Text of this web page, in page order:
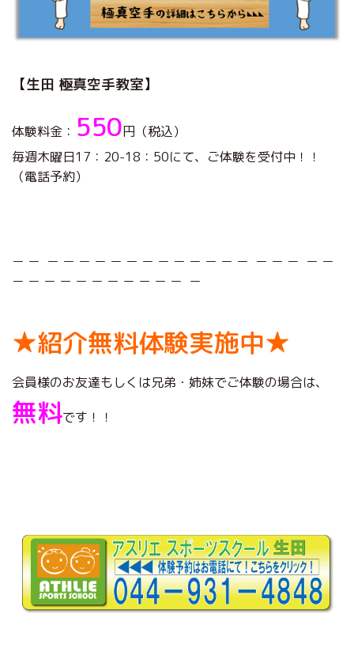
【生田 極真空手教室】
体験料金： 550円（税込）
毎週木曜日17：20-18：50にて、ご体験を受付中！！
（電話予約）
★紹介無料体験実施中★
会員様のお友達もしくは兄弟・姉妹でご体験の場合は、
無料です！！